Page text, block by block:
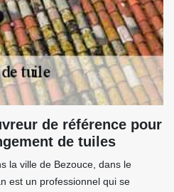
de référence pour
de tuiles
la ville de Bezouce, dans le
est un professionnel qui se